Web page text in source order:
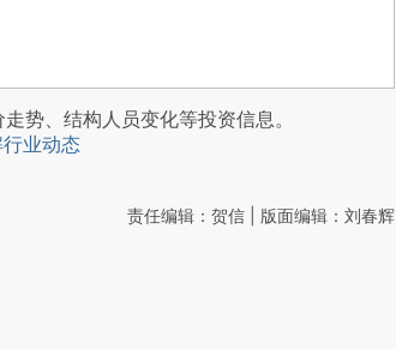
势、结构人员变化等投资信息。
业动态
责任编辑：贺信 | 版面编辑：刘春辉